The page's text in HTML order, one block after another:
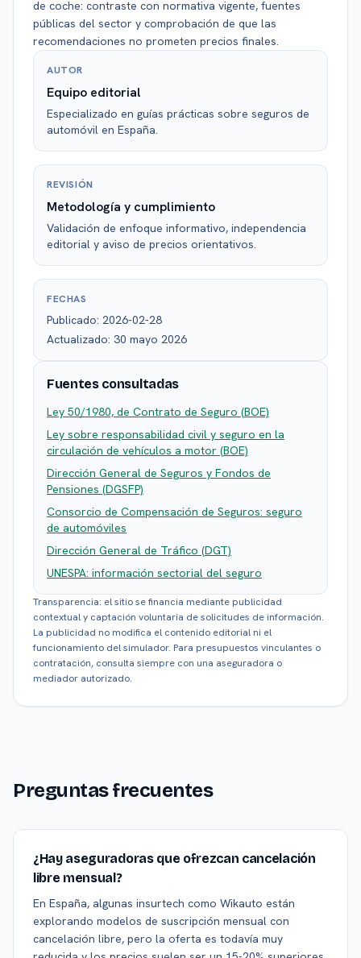
de coche: contraste con normativa vigente, fuentes
públicas del sector y comprobación de que las
recomendaciones no prometen precios finales.
AUTOR
Equipo editorial
Especializado en guías prácticas sobre seguros de
automóvil en España.
REVISIÓN
Metodología y cumplimiento
Validación de enfoque informativo, independencia
editorial y aviso de precios orientativos.
FECHAS
Publicado: 2026-02-28
Actualizado: 30 mayo 2026
Fuentes consultadas
Ley 50/1980, de Contrato de Seguro (BOE)
Ley sobre responsabilidad civil y seguro en la
circulación de vehículos a motor (BOE)
Dirección General de Seguros y Fondos de
Pensiones (DGSFP)
Consorcio de Compensación de Seguros: seguro
de automóviles
Dirección General de Tráfico (DGT)
UNESPA: información sectorial del seguro
Transparencia: el sitio se financia mediante publicidad
contextual y captación voluntaria de solicitudes de información.
La publicidad no modifica el contenido editorial ni el
funcionamiento del simulador. Para presupuestos vinculantes o
contratación, consulta siempre con una aseguradora o
mediador autorizado.
Preguntas frecuentes
¿Hay aseguradoras que ofrezcan cancelación
libre mensual?
En España, algunas insurtech como Wikauto están
explorando modelos de suscripción mensual con
cancelación libre, pero la oferta es todavía muy